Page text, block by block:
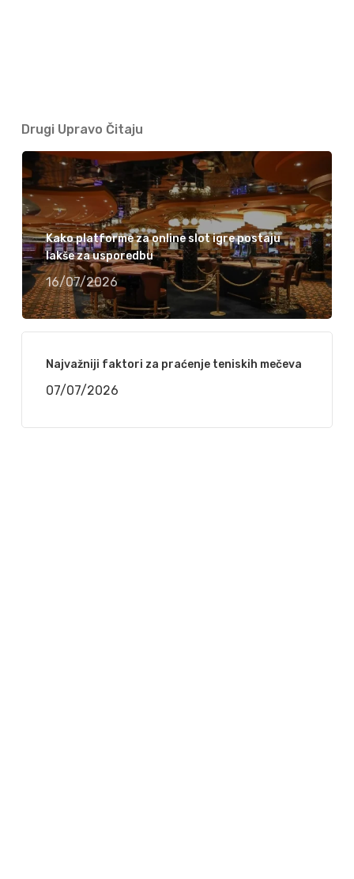
Drugi Upravo Čitaju
Kako platforme za online slot igre postaju
lakše za usporedbu
16/07/2026
Najvažniji faktori za praćenje teniskih mečeva
07/07/2026